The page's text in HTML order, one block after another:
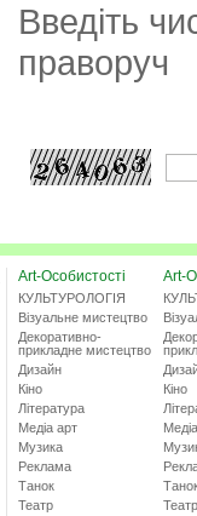
Введіть
праворуч
Art-Особистості
КУЛЬТУРОЛОГІЯ
Візуальне мистецтво
Декоративно-
прикладне мистецтво
Дизайн
Кіно
Література
Медіа арт
Музика
Реклама
Танок
Театр
Art-
Кіно
Театр